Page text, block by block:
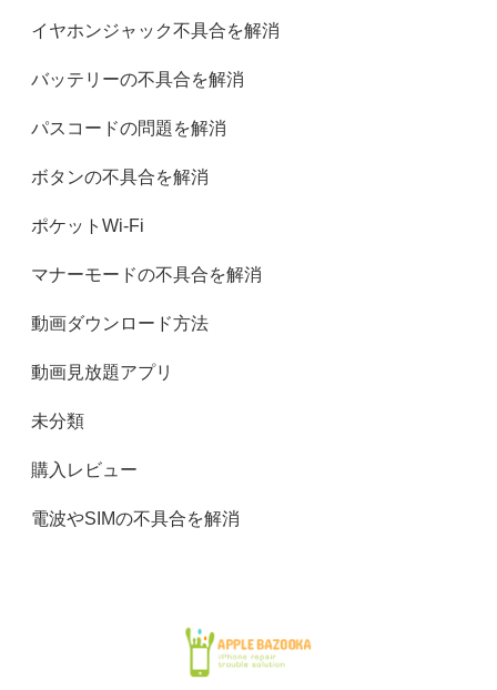
イヤホンジャック不具合を解消
バッテリーの不具合を解消
パスコードの問題を解消
ボタンの不具合を解消
ポケットWi-Fi
マナーモードの不具合を解消
動画ダウンロード方法
動画見放題アプリ
未分類
購入レビュー
電波やSIMの不具合を解消